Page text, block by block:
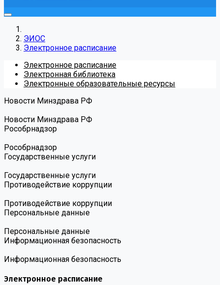
ЭИОС
Электронное расписание
Электронное расписание
Электронная библиотека
Электронные образовательные ресурсы
Новости Минздрава РФ
Новости Минздрава РФ
Роcобрнадзор
Роcобрнадзор
Государственные услуги
Государственные услуги
Противодействие коррупции
Противодействие коррупции
Персональные данные
Персональные данные
Информационная безопасность
Информационная безопасность
Электронное расписание